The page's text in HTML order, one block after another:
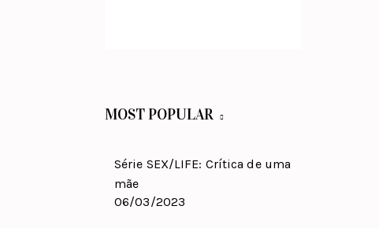
MOST POPULAR
Série SEX/LIFE: Crítica de uma
mãe
06/03/2023